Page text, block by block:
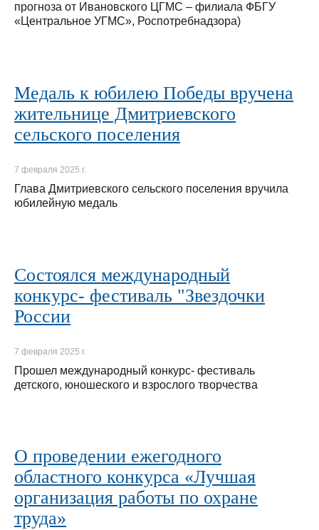
прогноза от Ивановского ЦГМС – филиала ФБГУ
«Центральное УГМС», Роспотребнадзора)
Медаль к юбилею Победы вручена
жительнице Дмитриевского
сельского поселения
7 февраля 2025 г.
Глава Дмитриевского сельского поселения вручила
юбилейную медаль
Состоялся международный
конкурс- фестиваль "Звездочки
России
7 февраля 2025 г.
Прошел международный конкурс- фестиваль
детского, юношеского и взрослого творчества
О проведении ежегодного
областного конкурса «Лучшая
организация работы по охране
труда»